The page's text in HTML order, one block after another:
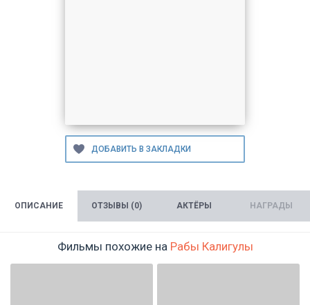
ОПИСАНИЕ ОТЗЫВЫ (0) АКТЁРЫ НАГРАДЫ
Фильмы похожие на Рабы Калигулы